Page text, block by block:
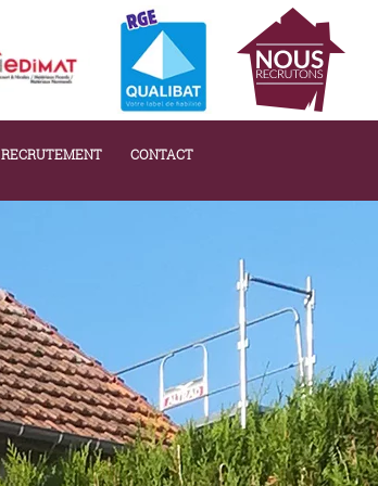
RECRUTEMENT CONTACT